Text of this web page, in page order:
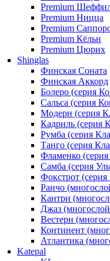
Premium
Premium Ницца
Premium
Premium Кёльн
Premium Цюрих
Shinglas
Финская Соната
Финская Аккорд
Болеро (серия
Сальса (серия
Модерн (серия
Кадриль (серия
Румба (серия
Танго (серия
Фламенко
Самба (серия
Фокстрот (серия
Ранчо
Кантри
Джаз
Вестерн
Континент
Атлантика
Katepal